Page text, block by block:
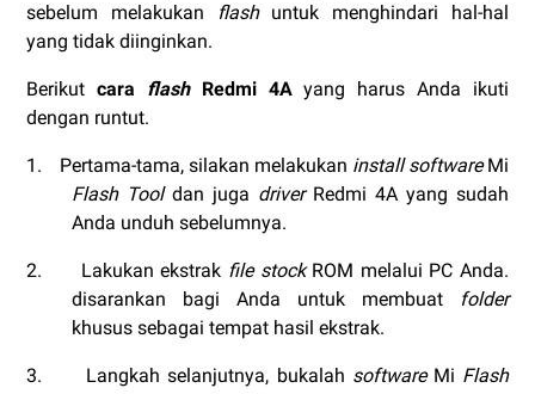
sebelum melakukan
flashuntuk menghindari hal-hal
yang tidak diinginkan.
Berikut cara flash Redmi 4Ayang harus Anda ikuti
dengan runtut.
1. Pertama-tama, silakan melakukan install softwareMi
Flash Tooldan juga driverRedmi 4A yang sudah
Anda unduh sebelumnya.
2. Lakukan ekstrak file stock ROM melalui PC Anda.
disarankan bagi Anda untuk membuat
folder
khusus sebagai tempat hasil ekstrak.
3. Langkah selanjutnya, bukalah softwareMi Flash